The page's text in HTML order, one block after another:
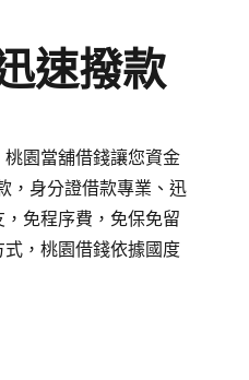
速撥款
園當舖借錢讓您資金
，身分證借款專業、迅
免程序費，免保免留
，桃園借錢依據國度